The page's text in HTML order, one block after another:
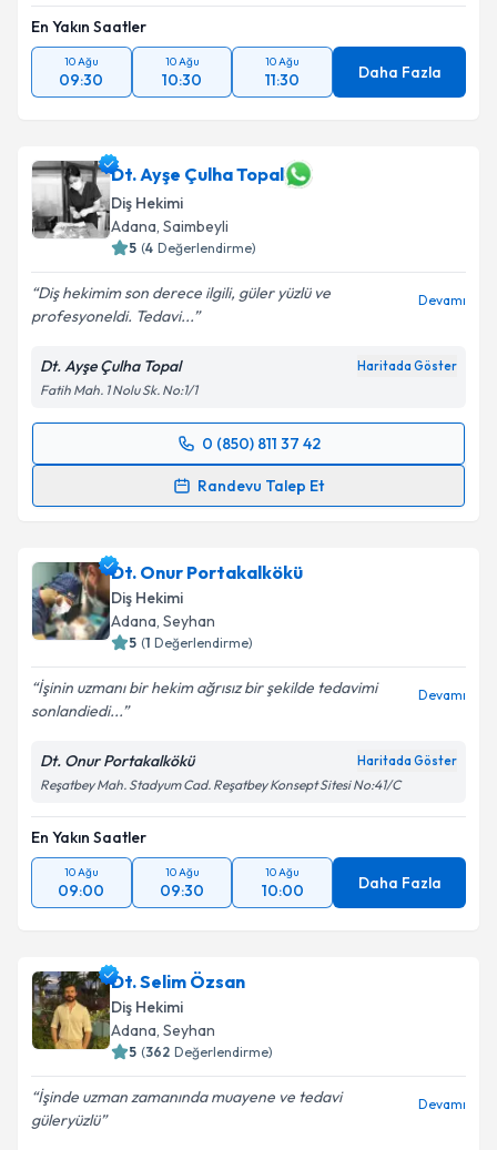
En Yakın Saatler
10 Ağu
09:30
10 Ağu
10:30
10 Ağu
11:30 Daha Fazla
Dt. Ayşe Çulha Topal
Diş Hekimi
Adana, Saimbeyli
5 (4 Değerlendirme)
Diş hekimim son derece ilgili, güler yüzlü ve
profesyoneldi. Tedavi...
Devamı
Dt. Ayşe Çulha Topal Haritada Göster
Fatih Mah. 1 Nolu Sk. No:1/1
0 (850) 811 37 42
Randevu Talep Et
Randevu Takvimi Talebi
takvim hazırlandığında e-posta ile bilgilendireceğiz.
E-posta Adresiniz
kapsamda işlenmesini kabul ediyorum.
Dt. Onur Portakalkökü
Diş Hekimi
Adana, Seyhan
5 (1 Değerlendirme)
İşinin uzmanı bir hekim ağrısız bir şekilde tedavimi
sonlandiedi...
Devamı
Dt. Onur Portakalkökü Haritada Göster
Reşatbey Mah. Stadyum Cad. Reşatbey Konsept Sitesi No:41/C
En Yakın Saatler
10 Ağu
09:00
10 Ağu
09:30
10 Ağu
10:00 Daha Fazla
Dt. Selim Özsan
Diş Hekimi
Adana, Seyhan
5 (362 Değerlendirme)
İşinde uzman zamanında muayene ve tedavi
güleryüzlü
Devamı